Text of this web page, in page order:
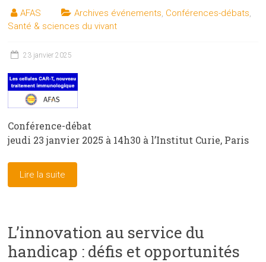
AFAS Archives événements, Conférences-débats,
Santé & sciences du vivant
23 janvier 2025
Conférence-débat
jeudi 23 janvier 2025 à 14h30 à l’Institut Curie, Paris
Lire la suite
L’innovation au service du
handicap : défis et opportunités